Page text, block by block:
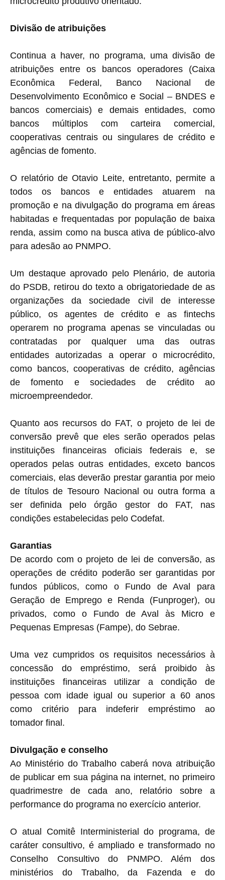
Divisão de atribuições
Continua a haver, no programa, uma divisão de
atribuições entre os bancos operadores (Caixa
Econômica Federal, Banco Nacional de
Desenvolvimento Econômico e Social – BNDES e
bancos comerciais) e demais entidades, como
bancos múltiplos com carteira comercial,
cooperativas centrais ou singulares de crédito e
agências de fomento.
O relatório de Otavio Leite, entretanto, permite a
todos os bancos e entidades atuarem na
promoção e na divulgação do programa em áreas
habitadas e frequentadas por população de baixa
renda, assim como na busca ativa de público-alvo
para adesão ao PNMPO.
Um destaque aprovado pelo Plenário, de autoria
do PSDB, retirou do texto a obrigatoriedade de as
organizações da sociedade civil de interesse
público, os agentes de crédito e as fintechs
operarem no programa apenas se vinculadas ou
contratadas por qualquer uma das outras
entidades autorizadas a operar o microcrédito,
como bancos, cooperativas de crédito, agências
de fomento e sociedades de crédito ao
microempreendedor.
Quanto aos recursos do FAT, o projeto de lei de
conversão prevê que eles serão operados pelas
instituições financeiras oficiais federais e, se
operados pelas outras entidades, exceto bancos
comerciais, elas deverão prestar garantia por meio
de títulos de Tesouro Nacional ou outra forma a
ser definida pelo órgão gestor do FAT, nas
condições estabelecidas pelo Codefat.
Garantias
De acordo com o projeto de lei de conversão, as
operações de crédito poderão ser garantidas por
fundos públicos, como o Fundo de Aval para
Geração de Emprego e Renda (Funproger), ou
privados, como o Fundo de Aval às Micro e
Pequenas Empresas (Fampe), do Sebrae.
Uma vez cumpridos os requisitos necessários à
concessão do empréstimo, será proibido às
instituições financeiras utilizar a condição de
pessoa com idade igual ou superior a 60 anos
como critério para indeferir empréstimo ao
tomador final.
Divulgação e conselho
Ao Ministério do Trabalho caberá nova atribuição
de publicar em sua página na internet, no primeiro
quadrimestre de cada ano, relatório sobre a
performance do programa no exercício anterior.
O atual Comitê Interministerial do programa, de
caráter consultivo, é ampliado e transformado no
Conselho Consultivo do PNMPO. Além dos
ministérios do Trabalho, da Fazenda e do